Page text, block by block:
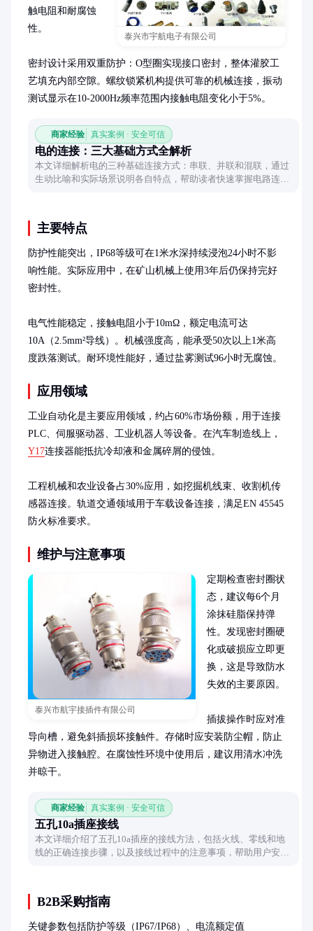
泰兴市宇航电子有限公司
触电阻和耐腐蚀
性。
密封设计采用双重防护：O型圈实现接口密封，整体灌胶工
艺填充内部空隙。螺纹锁紧机构提供可靠的机械连接，振动
测试显示在10-2000Hz频率范围内接触电阻变化小于5%。
商家经验 真实案例 · 安全可信
电的连接：三大基础方式全解析
本文详细解析电的三种基础连接方式：串联、并联和混联，通过
生动比喻和实际场景说明各自特点，帮助读者快速掌握电路连接
主要特点
防护性能突出，IP68等级可在1米水深持续浸泡24小时不影
响性能。实际应用中，在矿山机械上使用3年后仍保持完好
密封性。
电气性能稳定，接触电阻小于10mΩ，额定电流可达
10A（2.5mm²导线）。机械强度高，能承受50次以上1米高
度跌落测试。耐环境性能好，通过盐雾测试96小时无腐蚀。
应用领域
工业自动化是主要应用领域，约占60%市场份额，用于连接
PLC、伺服驱动器、工业机器人等设备。在汽车制造线上，
Y17连接器能抵抗冷却液和金属碎屑的侵蚀。
工程机械和农业设备占30%应用，如挖掘机线束、收割机传
感器连接。轨道交通领域用于车载设备连接，满足EN 45545
防火标准要求。
维护与注意事项
泰兴市航宇接插件有限公司
定期检查密封圈状
态，建议每6个月
涂抹硅脂保持弹
性。发现密封圈硬
化或破损应立即更
换，这是导致防水
失效的主要原因。
插拔操作时应对准
导向槽，避免斜插损坏接触件。存储时应安装防尘帽，防止
异物进入接触腔。在腐蚀性环境中使用后，建议用清水冲洗
并晾干。
商家经验 真实案例 · 安全可信
五孔10a插座接线
本文详细介绍了五孔10a插座的接线方法，包括火线、零线和地
线的正确连接步骤，以及接线过程中的注意事项，帮助用户安
B2B采购指南
关键参数包括防护等级（IP67/IP68）、电流额定值